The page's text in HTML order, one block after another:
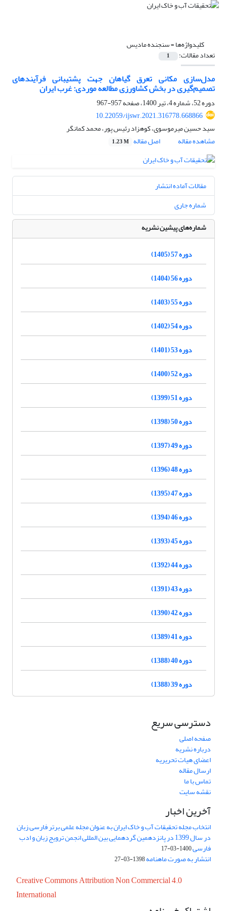
کلیدواژه‌ها =سنجنده مادیس
تعداد مقالات: 1
مدل‌سازی مکانی تعرق گیاهان جهت پشتیبانی فرآیندهای
تصمیم‌گیری در بخش کشاورزی مطالعه موردی: غرب ایران
دوره 52، شماره 4، تیر 1400، صفحه
957-967
10.22059/ijswr.2021.316778.668866
سید حسین میرموسوی، کوهزاد رئیس پور، محمد کمانگر
مشاهده مقاله
اصل مقاله 1.23 M
مقالات آماده انتشار
شماره جاری
شماره‌های پیشین نشریه
دوره 57 (1405)
دوره 56 (1404)
دوره 55 (1403)
دوره 54 (1402)
دوره 53 (1401)
دوره 52 (1400)
دوره 51 (1399)
دوره 50 (1398)
دوره 49 (1397)
دوره 48 (1396)
دوره 47 (1395)
دوره 46 (1394)
دوره 45 (1393)
دوره 44 (1392)
دوره 43 (1391)
دوره 42 (1390)
دوره 41 (1389)
دوره 40 (1388)
دوره 39 (1388)
دسترسی سریع
صفحه اصلی
درباره نشریه
اعضای هیات تحریریه
ارسال مقاله
تماس با ما
نقشه سایت
آخرین اخبار
انتخاب مجله تحقیقات آب و خاک ایران به عنوان مجله علمی برتر فارسی زبان
در سال 1399 در پانزدهمین گردهمایی بین المللی انجمن ترویج زبان و ادب
فارسی1400-03-17
انتشار به صورت ماهنامه1398-03-27
Creative Commons Attribution Non Commercial 4.0
International